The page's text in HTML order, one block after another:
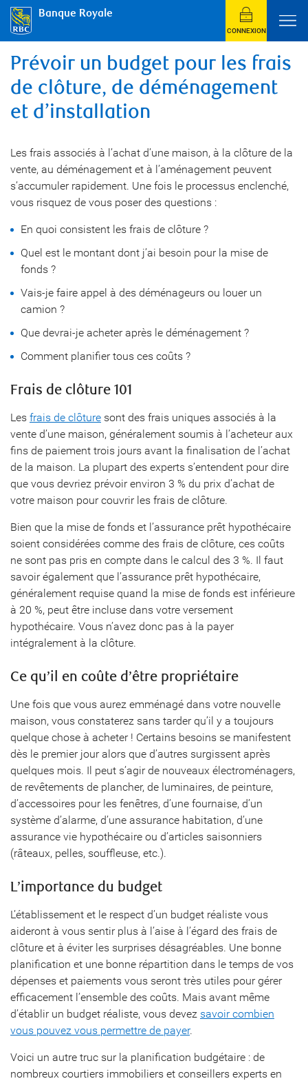
Banque Royale
CONNEXION
Prévoir un budget pour les frais
de clôture, de déménagement
et d’installation
Les frais associés à l’achat d’une maison, à la clôture de la
vente, au déménagement et à l’aménagement peuvent
s’accumuler rapidement. Une fois le processus enclenché,
vous risquez de vous poser des questions :
En quoi consistent les frais de clôture ?
Quel est le montant dont j’ai besoin pour la mise de
fonds ?
Vais-je faire appel à des déménageurs ou louer un
camion ?
Que devrai-je acheter après le déménagement ?
Comment planifier tous ces coûts ?
Frais de clôture 101
Les frais de clôture sont des frais uniques associés à la
vente d’une maison, généralement soumis à l’acheteur aux
fins de paiement trois jours avant la finalisation de l’achat
de la maison. La plupart des experts s’entendent pour dire
que vous devriez prévoir environ 3 % du prix d’achat de
votre maison pour couvrir les frais de clôture.
Bien que la mise de fonds et l’assurance prêt hypothécaire
soient considérées comme des frais de clôture, ces coûts
ne sont pas pris en compte dans le calcul des 3 %. Il faut
savoir également que l’assurance prêt hypothécaire,
généralement requise quand la mise de fonds est inférieure
à 20 %, peut être incluse dans votre versement
hypothécaire. Vous n’avez donc pas à la payer
intégralement à la clôture.
Ce qu’il en coûte d’être propriétaire
Une fois que vous aurez emménagé dans votre nouvelle
maison, vous constaterez sans tarder qu’il y a toujours
quelque chose à acheter ! Certains besoins se manifestent
dès le premier jour alors que d’autres surgissent après
quelques mois. Il peut s’agir de nouveaux électroménagers,
de revêtements de plancher, de luminaires, de peinture,
d’accessoires pour les fenêtres, d’une fournaise, d’un
système d’alarme, d’une assurance habitation, d’une
assurance vie hypothécaire ou d’articles saisonniers
(râteaux, pelles, souffleuse, etc.).
L’importance du budget
L’établissement et le respect d’un budget réaliste vous
aideront à vous sentir plus à l’aise à l’égard des frais de
clôture et à éviter les surprises désagréables. Une bonne
planification et une bonne répartition dans le temps de vos
dépenses et paiements vous seront très utiles pour gérer
efficacement l’ensemble des coûts. Mais avant même
d’établir un budget réaliste, vous devez savoir combien
vous pouvez vous permettre de payer.
Voici un autre truc sur la planification budgétaire : de
nombreux courtiers immobiliers et conseillers experts en